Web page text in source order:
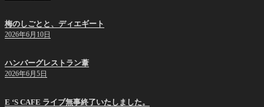
梅のしごとと、ディエギート
2026年6月10日
ハンバーグレストラン葦
2026年6月5日
E ‘S CAFE ライブ無事終了いたしました。